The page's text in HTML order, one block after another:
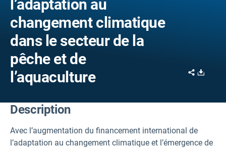
l’adaptation au
changement climatique
dans le secteur de la
pêche et de
l’aquaculture
Share
Description
Avec l’augmentation du financement international de
l’adaptation au changement climatique et l’émergence de